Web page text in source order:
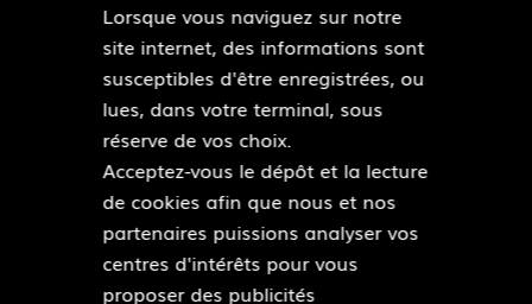
Lorsque vous naviguez sur notre
site internet, des informations sont
susceptibles d'être enregistrées, ou
lues, dans votre terminal, sous
réserve de vos choix.
Acceptez-vous le dépôt et la lecture
de cookies afin que nous et nos
partenaires puissions analyser vos
centres d'intérêts pour vous
proposer des publicités
u
b
e
b
o
o
k
a
g
r
a
m
Découvrir les mairies de quartiers
ESPACE PRESSE
Accéder à l’espace presse
Pied
page
Plan du site
Mentions légales
Accessibilité : partiellement conforme